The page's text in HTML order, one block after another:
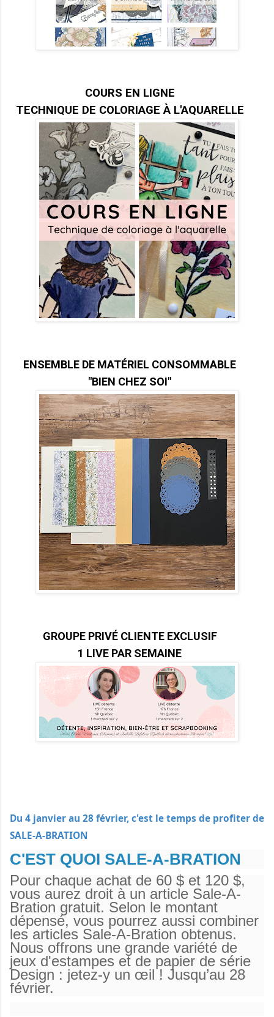
COURS EN LIGNE
TECHNIQUE DE COLORIAGE À L'AQUARELLE
ENSEMBLE DE MATÉRIEL CONSOMMABLE
"BIEN CHEZ SOI"
GROUPE PRIVÉ CLIENTE EXCLUSIF
1 LIVE PAR SEMAINE
Du 4 janvier au 28 février, c'est le temps de profiter de
SALE-A-BRATION
C'EST QUOI SALE-A-BRATION
Pour chaque achat de 60 $ et 120 $,
vous aurez droit à un article Sale-A-
Bration gratuit. Selon le montant
dépensé, vous pourrez aussi combiner
les articles Sale-A-Bration obtenus.
Nous offrons une grande variété de
jeux d'estampes et de papier de série
Design : jetez-y un œil ! Jusqu’au 28
février.